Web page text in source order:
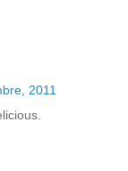
2011